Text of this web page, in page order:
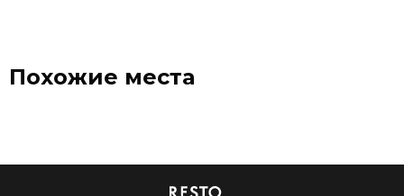
Похожие места